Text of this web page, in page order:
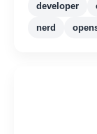
developer
nerd